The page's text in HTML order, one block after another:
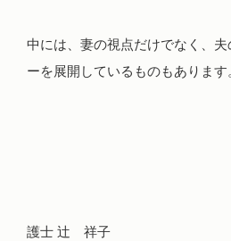
中には、妻の視点だけでなく、夫
ーを展開しているものもあります
護士 辻 祥子